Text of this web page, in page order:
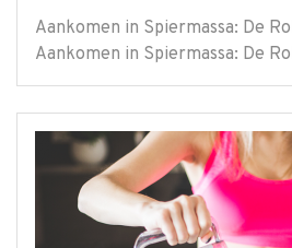
Aankomen in Spiermassa: De
Aankomen in Spiermassa: De